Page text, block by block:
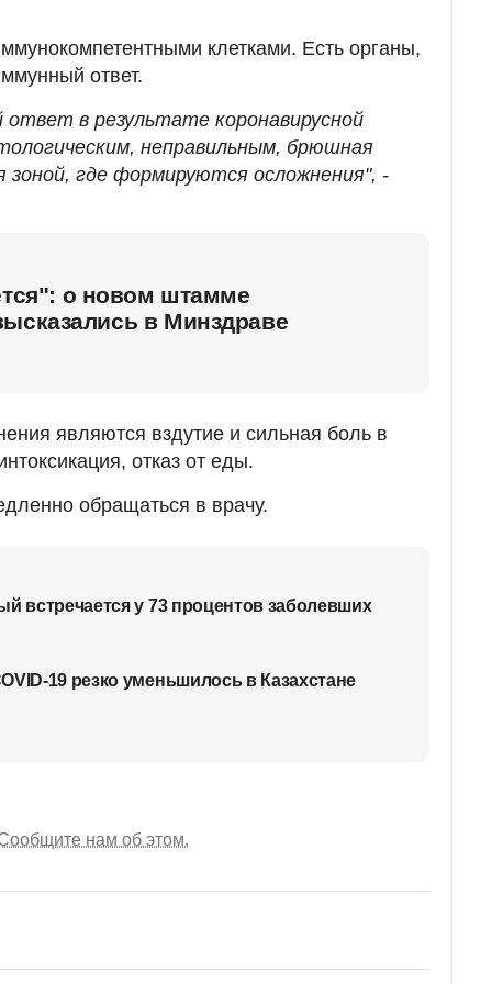
клетками. Есть органы,
ответ.
ответ в результате коронавирусной
неправильным, брюшная
где формируются осложнения", -
о новом штамме
в Минздраве
являются вздутие и сильная боль в
отказ от еды.
обращаться в врачу.
встречается у 73 процентов заболевших
19 резко уменьшилось в Казахстане
нам об этом.